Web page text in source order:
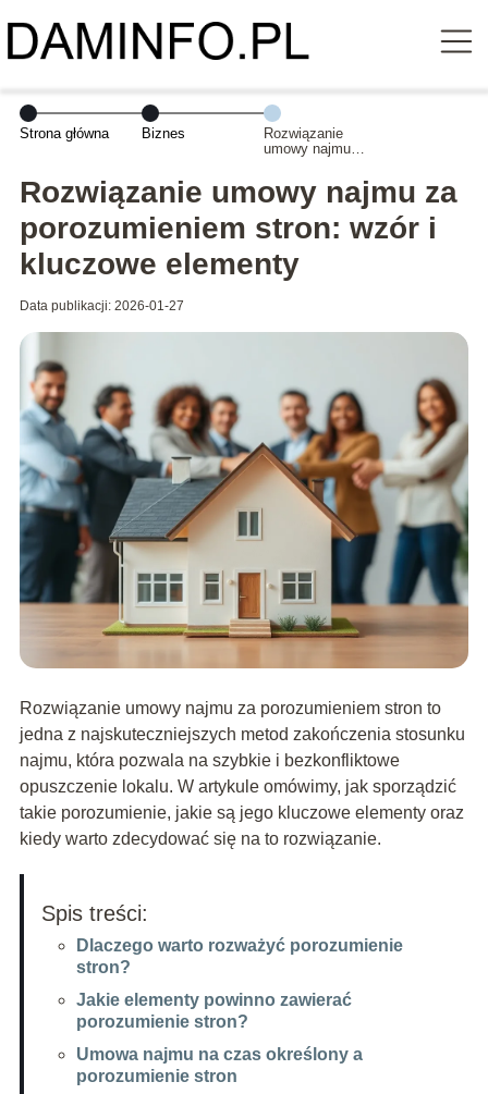
Strona główna Biznes
Rozwiązanie
umowy najmu
stron: wzór i
kluczowe
elementy
Rozwiązanie umowy najmu za
porozumieniem stron: wzór i
kluczowe elementy
Data publikacji: 2026-01-27
Rozwiązanie umowy najmu za porozumieniem stron to
jedna z najskuteczniejszych metod zakończenia stosunku
najmu, która pozwala na szybkie i bezkonfliktowe
opuszczenie lokalu. W artykule omówimy, jak sporządzić
takie porozumienie, jakie są jego kluczowe elementy oraz
kiedy warto zdecydować się na to rozwiązanie.
Spis treści:
Dlaczego warto rozważyć porozumienie
stron?
Jakie elementy powinno zawierać
porozumienie stron?
Umowa najmu na czas określony a
porozumienie stron